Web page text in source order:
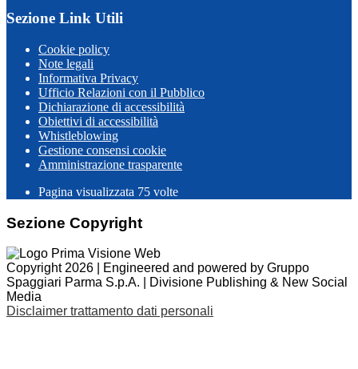
Sezione Link Utili
Cookie policy
Note legali
Informativa Privacy
Ufficio Relazioni con il Pubblico
Dichiarazione di accessibilità
Obiettivi di accessibilità
Whistleblowing
Gestione consensi cookie
Amministrazione trasparente
Pagina visualizzata 75 volte
Sezione Copyright
Copyright 2026 | Engineered and powered by Gruppo
Spaggiari Parma S.p.A. | Divisione Publishing & New Social
Media
Disclaimer trattamento dati personali